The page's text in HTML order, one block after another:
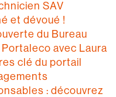
SAV
et dévoué !
du Bureau
Portaleco avec Laura
clé du portail
: découvrez